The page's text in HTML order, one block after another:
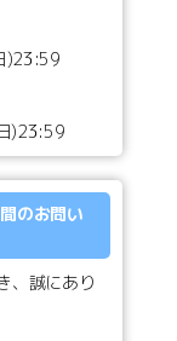
)23:59
)23:59
のお問い
、誠にあり